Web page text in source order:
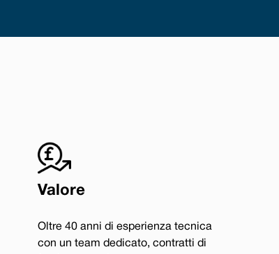
Valore
Oltre 40 anni di esperienza tecnica
con un team dedicato, contratti di